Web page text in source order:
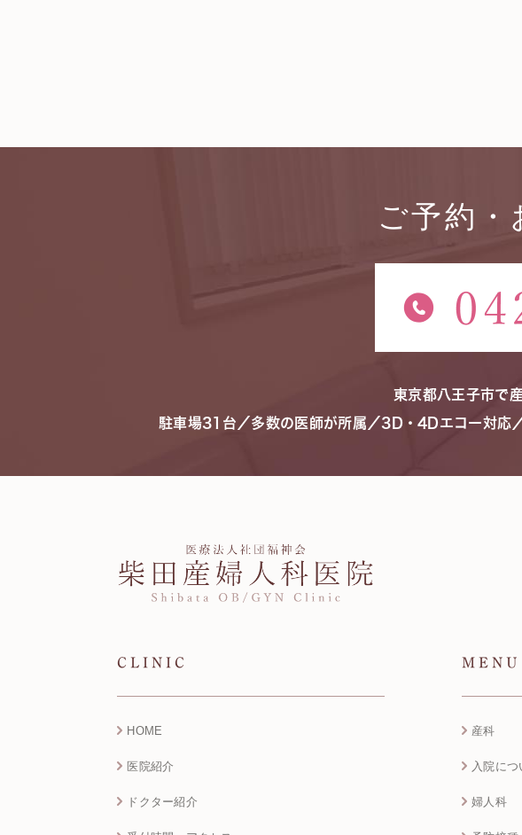
ご予約・
東京都八王子市で
駐車場31台／多数の医師が所属／3D・4Dエコー対応
CLINIC
HOME
医院紹介
ドクター紹介
MENU
産科
入院につ
婦人科